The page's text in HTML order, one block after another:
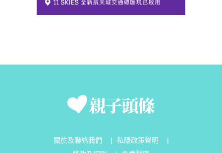
關於及聯絡我們 私隱政策聲明